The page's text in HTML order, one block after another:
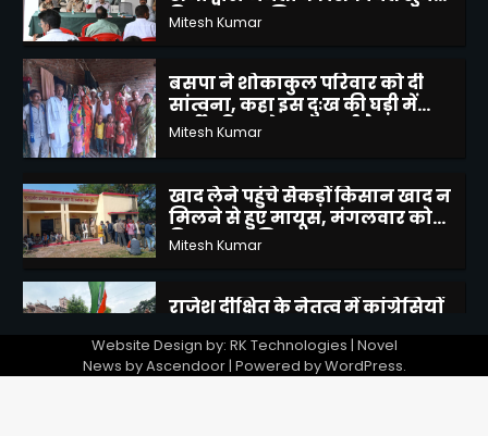
4
बसपा ने शोकाकुल परिवार को दी
पार्टी परिवार के साथ खड़ी है
Mitesh Kumar
5
खाद लेने पहुंचे सैकड़ों किसान खाद न
वितरण का मिला आश्वासन
Mitesh Kumar
1
राजेश दीक्षित के नेतृत्व में कांग्रेसियों
द्वारा छात्रों की गूंज कार्यक्रम में हुए
शामिल
Mitesh Kumar
बांदा पैरामेडिकल कॉलेज एंड नर्सिंग
स्कूल का द्वितीय दीक्षांत समारोह
Website Design by: RK Technologies | Novel
News byAscendoor| Powered byWordPress.